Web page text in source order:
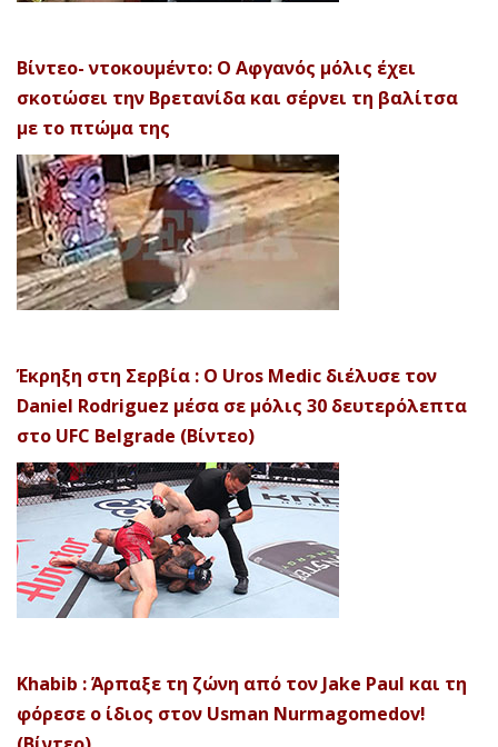
Βίντεο- ντοκουμέντο: Ο Αφγανός μόλις έχει
σκοτώσει την Βρετανίδα και σέρνει τη βαλίτσα
με το πτώμα της
Έκρηξη στη Σερβία : Ο Uros Medic διέλυσε τον
Daniel Rodriguez μέσα σε μόλις 30 δευτερόλεπτα
στο UFC Belgrade (Βίντεο)
Khabib : Άρπαξε τη ζώνη από τον Jake Paul και τη
φόρεσε ο ίδιος στον Usman Nurmagomedov!